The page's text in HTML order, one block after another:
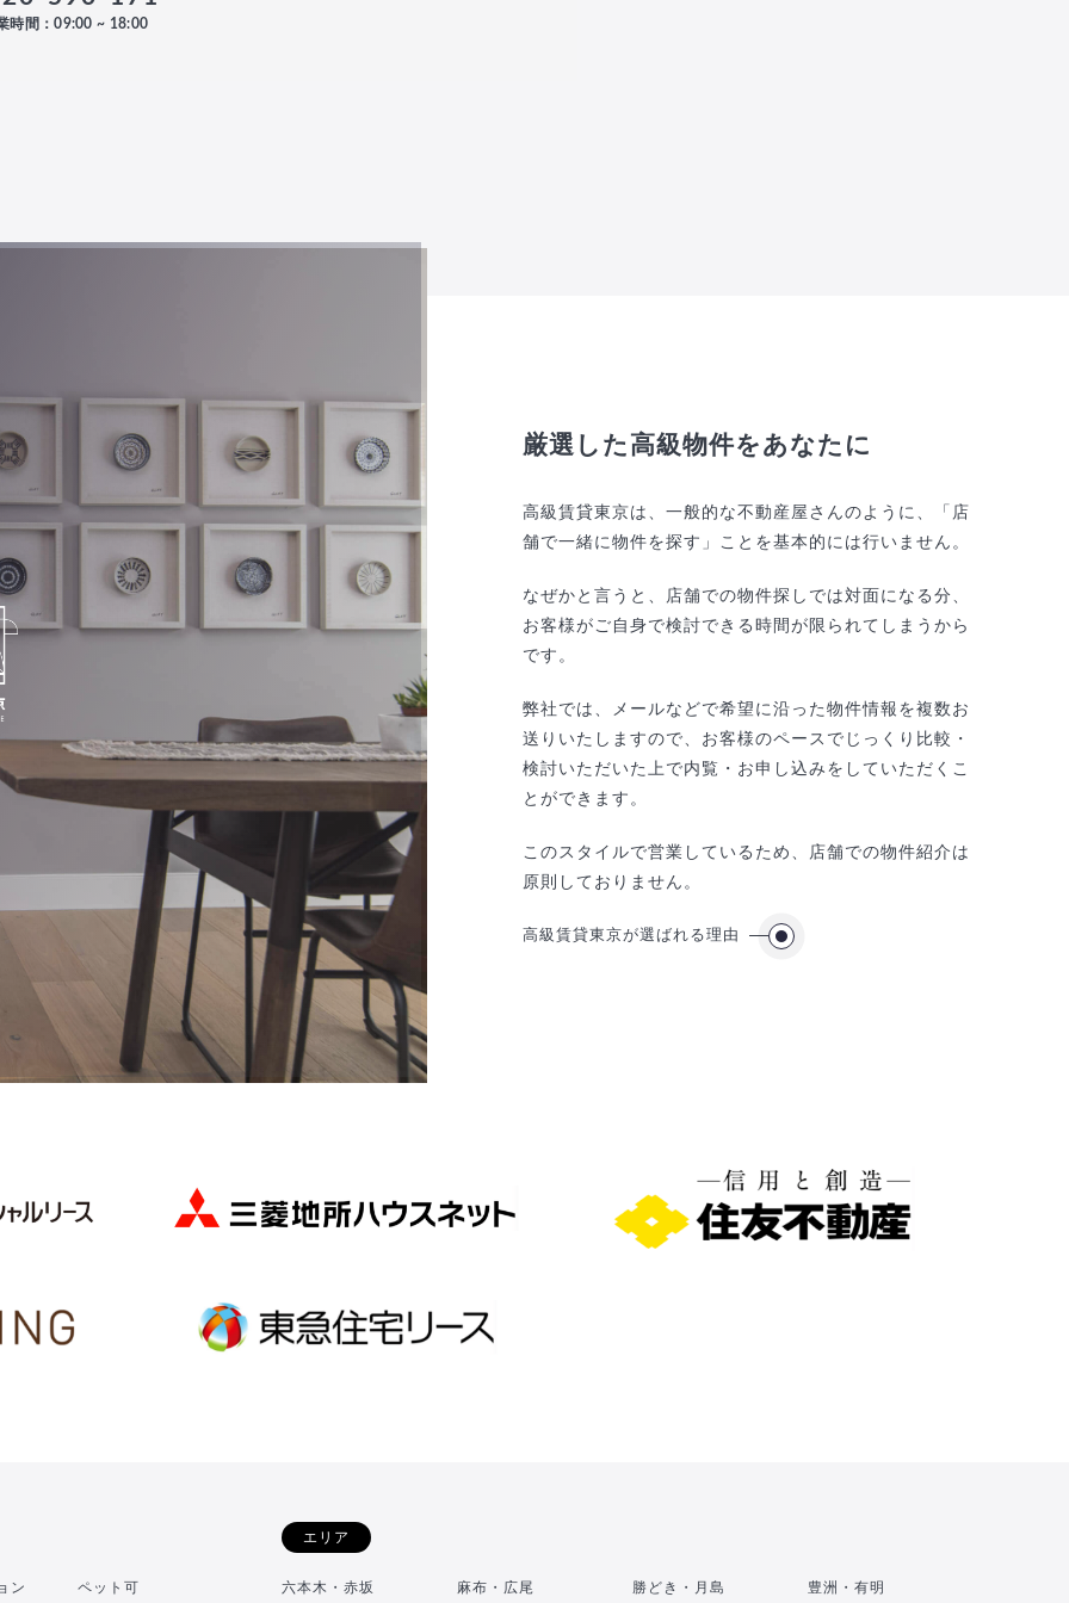
時間：09:00 ~ 18:00
厳選した高級物件をあなたに
高級賃貸東京は、一般的な不動産屋さんのように、「店
舗で一緒に物件を探す」ことを基本的には行いません。
なぜかと言うと、店舗での物件探しでは対面になる分、
お客様がご自身で検討できる時間が限られてしまうから
です。
弊社では、メールなどで希望に沿った物件情報を複数お
送りいたしますので、お客様のペースでじっくり比較・
検討いただいた上で内覧・お申し込みをしていただくこ
とができます。
このスタイルで営業しているため、店舗での物件紹介は
原則しておりません。
高級賃貸東京が選ばれる理由
ン ペット可
エリア
六本木・赤坂 麻布・広尾 勝どき・月島 豊洲・有明